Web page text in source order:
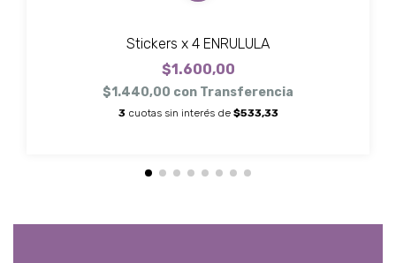
Stickers x 4 ENRULULA
$1.600,00
$1.440,00 con Transferencia
3 cuotas sin interés de $533,33